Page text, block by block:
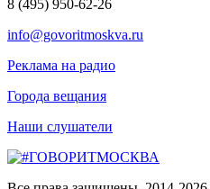
8 (495) 950-62-26
info@govoritmoskva.ru
Реклама на радио
Города вещания
Наши слушатели